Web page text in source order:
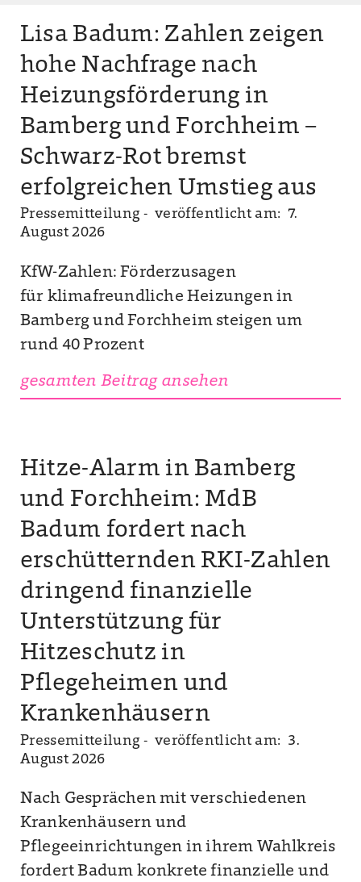
Lisa Badum: Zahlen zeigen
hohe Nachfrage nach
Heizungsförderung in
Bamberg und Forchheim –
Schwarz-Rot bremst
erfolgreichen Umstieg aus
Pressemitteilung - veröffentlicht am: 7.
August 2026
KfW-Zahlen: Förderzusagen
für klimafreundliche Heizungen in
Bamberg und Forchheim steigen um
rund 40 Prozent
gesamten Beitrag ansehen
Hitze-Alarm in Bamberg
und Forchheim: MdB
Badum fordert nach
erschütternden RKI-Zahlen
dringend finanzielle
Unterstützung für
Hitzeschutz in
Pflegeheimen und
Krankenhäusern
Pressemitteilung - veröffentlicht am: 3.
August 2026
Nach Gesprächen mit verschiedenen
Krankenhäusern und
Pflegeeinrichtungen in ihrem Wahlkreis
fordert Badum konkrete finanzielle und